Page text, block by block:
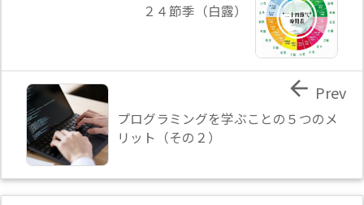
２４節季（白露）
プログラミングを学ぶことの５つのメ
リット（その２）
 Prev